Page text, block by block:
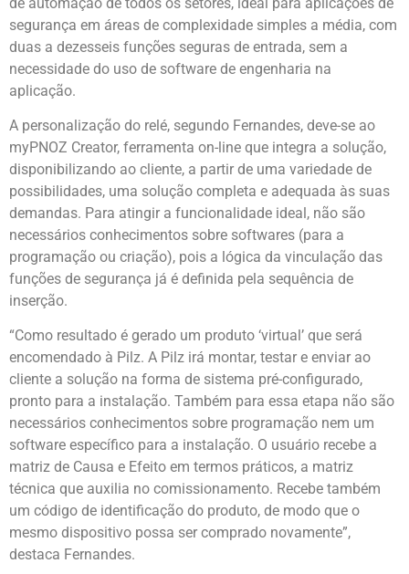
segurança em áreas de complexidade simples a média, com
duas a dezesseis funções seguras de entrada, sem a
necessidade do uso de software de engenharia na
aplicação.
A personalização do relé, segundo Fernandes, deve-se ao
myPNOZ Creator, ferramenta on-line que integra a solução,
disponibilizando ao cliente, a partir de uma variedade de
possibilidades, uma solução completa e adequada às suas
demandas. Para atingir a funcionalidade ideal, não são
necessários conhecimentos sobre softwares (para a
programação ou criação), pois a lógica da vinculação das
funções de segurança já é definida pela sequência de
inserção.
“Como resultado é gerado um produto ‘virtual’ que será
encomendado à Pilz. A Pilz irá montar, testar e enviar ao
cliente a solução na forma de sistema pré-configurado,
pronto para a instalação. Também para essa etapa não são
necessários conhecimentos sobre programação nem um
software específico para a instalação. O usuário recebe a
matriz de Causa e Efeito em termos práticos, a matriz
técnica que auxilia no comissionamento. Recebe também
um código de identificação do produto, de modo que o
mesmo dispositivo possa ser comprado novamente”,
destaca Fernandes.